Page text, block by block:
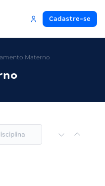
Cadastre-se
Materno